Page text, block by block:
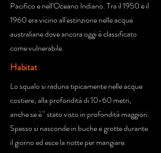
Pacifico e nell'Oceano Indiano. Tra il 1950 e il
1960 era vicino all'estinzione nelle acque
australiane dove ancora oggi è classificato
come vulnerabile.
Habitat
Lo squalo si raduna tipicamente nelle acque
costiere, alla profondità di 10-60 metri,
anche se è¨ stato visto in profondità maggiori.
Spesso si nasconde in buche e grotte durante
il giorno ed esce la notte per mangiare.